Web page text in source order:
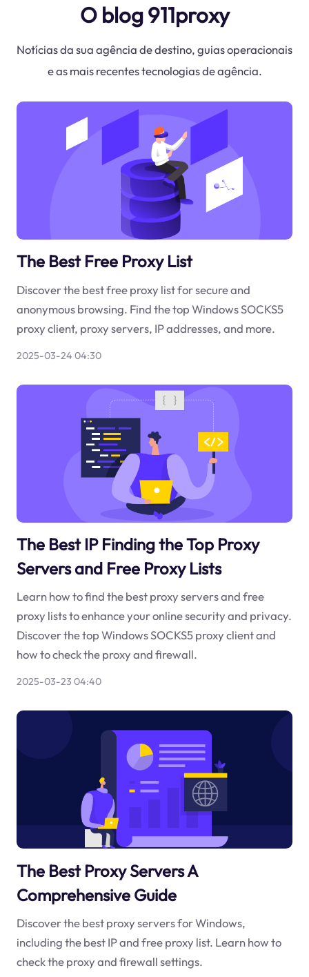
O blog 911proxy
Notícias da sua agência de destino, guias operacionais
e as mais recentes tecnologias de agência.
The Best Free Proxy List
Discover the best free proxy list for secure and
anonymous browsing. Find the top Windows SOCKS5
proxy client, proxy servers, IP addresses, and more.
2025-03-24 04:30
The Best IP Finding the Top Proxy
Servers and Free Proxy Lists
Learn how to find the best proxy servers and free
proxy lists to enhance your online security and privacy.
Discover the top Windows SOCKS5 proxy client and
how to check the proxy and firewall.
2025-03-23 04:40
The Best Proxy Servers A
Comprehensive Guide
Discover the best proxy servers for Windows,
including the best IP and free proxy list. Learn how to
check the proxy and firewall settings.